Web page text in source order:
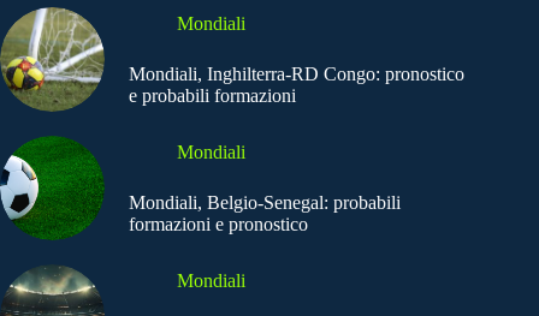
Mondiali
Mondiali, Inghilterra-RD Congo: pronostico
e probabili formazioni
Mondiali
Mondiali, Belgio-Senegal: probabili
formazioni e pronostico
Mondiali